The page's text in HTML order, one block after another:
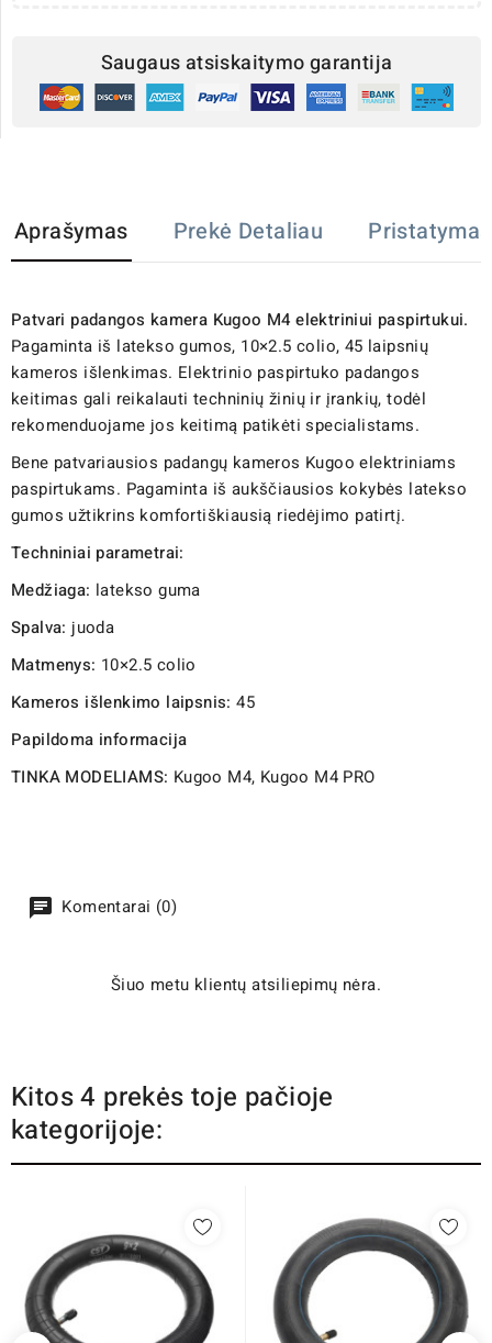
Saugaus atsiskaitymo garantija
Aprašymas Prekė Detaliau Pristatymas
Patvari padangos kamera Kugoo M4 elektriniui paspirtukui.
Pagaminta iš latekso gumos, 10×2.5 colio, 45 laipsnių
kameros išlenkimas. Elektrinio paspirtuko padangos
keitimas gali reikalauti techninių žinių ir įrankių, todėl
rekomenduojame jos keitimą patikėti specialistams.
Bene patvariausios padangų kameros Kugoo elektriniams
paspirtukams. Pagaminta iš aukščiausios kokybės latekso
gumos užtikrins komfortiškiausią riedėjimo patirtį.
Techniniai parametrai:
Medžiaga: latekso guma
Spalva: juoda
Matmenys: 10×2.5 colio
Kameros išlenkimo laipsnis: 45
Papildoma informacija
TINKA MODELIAMS: Kugoo M4, Kugoo M4 PRO
Komentarai (0)
Šiuo metu klientų atsiliepimų nėra.
Kitos 4 prekės toje pačioje
kategorijoje: